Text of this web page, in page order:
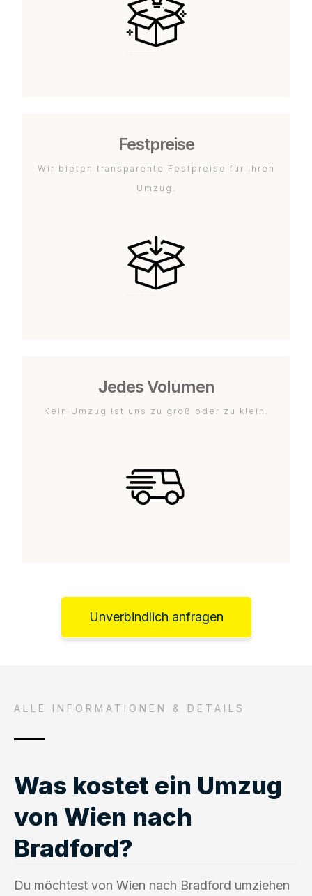
Festpreise
Wir bieten transparente Festpreise für Ihren
Umzug.
Jedes Volumen
Kein Umzug ist uns zu groß oder zu klein.
Unverbindlich anfragen
ALLE INFORMATIONEN & DETAILS
Was kostet ein Umzug
von Wien nach
Bradford?
Du möchtest von Wien nach Bradford umziehen